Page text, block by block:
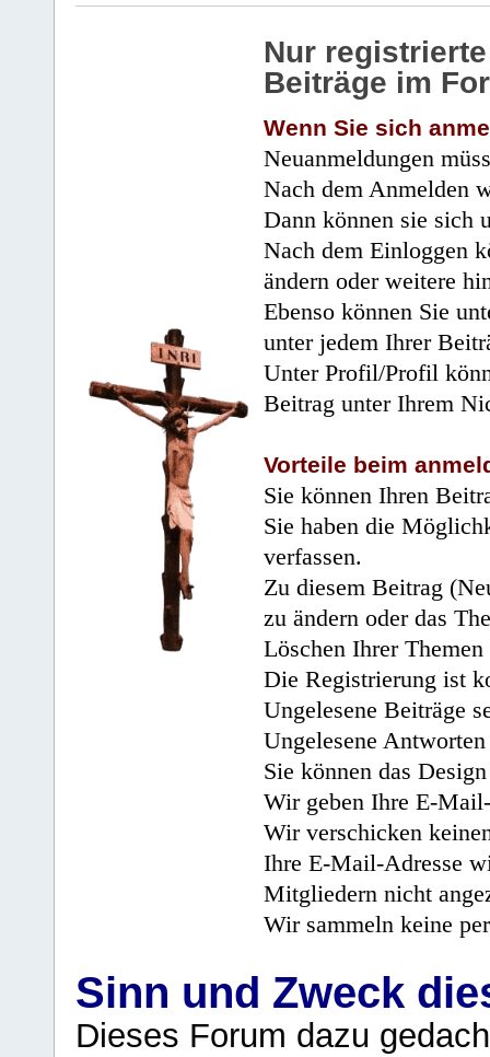
Nur
Beiträge im
Wenn Sie sich
Neuanmeldungen
Nach dem Anmelden
Dann können sie sich
Nach dem Einloggen
ändern oder weitere
Ebenso können Sie
unter jedem Ihrer
Unter Profil/Profil
Beitrag unter Ihrem
Vorteile beim
Sie können Ihren
Sie haben die
verfassen.
Zu diesem Beitrag
zu ändern oder das
Löschen Ihrer
Die Registrierung ist
Ungelesene Beiträge
Ungelesene
Sie können das
Wir geben Ihre E-
Wir verschicken
Ihre E-Mail-Adresse
Mitgliedern nicht
Wir sammeln keine
Sinn und Zweck
Dieses Forum dazu